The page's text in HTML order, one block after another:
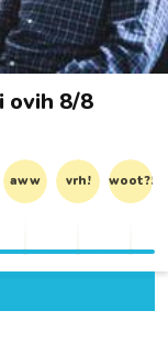
ovih 8/8
aww vrh! woot?!